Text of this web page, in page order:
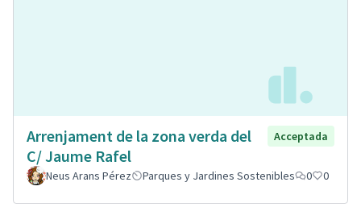
Arrenjament de la zona verda del
C/ Jaume Rafel
Acceptada
Neus Arans Pérez Parques y Jardines Sostenibles 0 0